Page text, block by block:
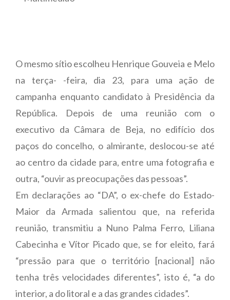
O mesmo sítio escolheu Henrique Gouveia e Melo
na terça- -feira, dia 23, para uma ação de
campanha enquanto candidato à Presidência da
República. Depois de uma reunião com o
executivo da Câmara de Beja, no edifício dos
paços do concelho, o almirante, deslocou-se até
ao centro da cidade para, entre uma fotografia e
outra, “ouvir as preocupações das pessoas”.
Em declarações ao “DA”, o ex-chefe do Estado-
Maior da Armada salientou que, na referida
reunião, transmitiu a Nuno Palma Ferro, Liliana
Cabecinha e Vítor Picado que, se for eleito, fará
“pressão para que o território [nacional] não
tenha três velocidades diferentes”, isto é, “a do
interior, a do litoral e a das grandes cidades”.